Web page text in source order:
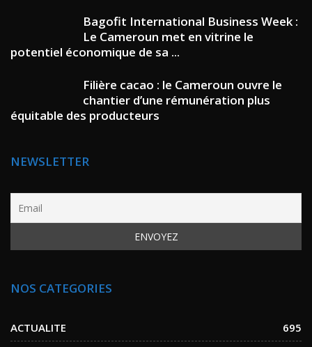
Bagofit International Business Week :
Le Cameroun met en vitrine le
potentiel économique de sa ...
Filière cacao : le Cameroun ouvre le
chantier d’une rémunération plus
équitable des producteurs
NEWSLETTER
NOS CATEGORIES
ACTUALITE
695